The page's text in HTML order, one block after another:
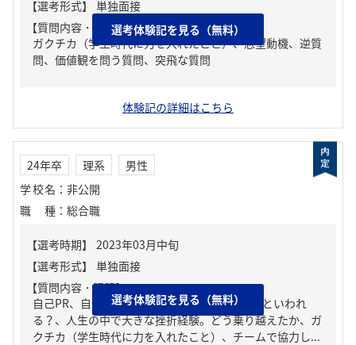
【質問内容・課題】
ガクチカ（学生時代に力を入れたこと）、志望動機、逆質
問、価値観を問う質問、突飛な質問
選考体験記を見る（無料）
体験記の詳細はこちら
24年卒 理系
男性
学校名 ： 非公開
職種 ： 総合職
【質問内容・課題】
自己PR、自分の強み/弱み、周りからどんな人といわれ
る？、人生の中で大きな挫折経験。どう乗り越えたか、ガ
クチカ（学生時代に力を入れたこと）、チームで協力し...
選考体験記を見る（無料）